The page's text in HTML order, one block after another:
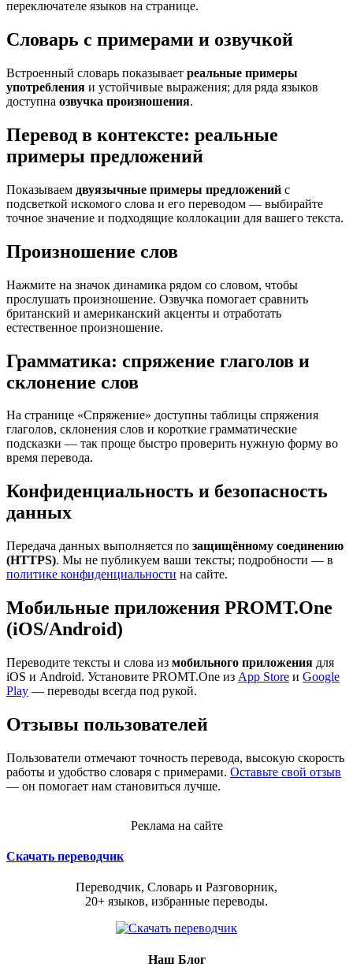
переключателе языков на странице.
Словарь с примерами и озвучкой
Встроенный словарь показывает реальные примеры
употребления и устойчивые выражения; для ряда языков
доступна озвучка произношения.
Перевод в контексте: реальные
примеры предложений
Показываем двуязычные примеры предложений с
подсветкой искомого слова и его переводом — выбирайте
точное значение и подходящие коллокации для вашего текста.
Произношение слов
Нажмите на значок динамика рядом со словом, чтобы
прослушать произношение. Озвучка помогает сравнить
британский и американский акценты и отработать
естественное произношение.
Грамматика: спряжение глаголов и
склонение слов
На странице «Спряжение» доступны таблицы спряжения
глаголов, склонения слов и короткие грамматические
подсказки — так проще быстро проверить нужную форму во
время перевода.
Конфиденциальность и безопасность
данных
Передача данных выполняется по защищённому соединению
(HTTPS). Мы не публикуем ваши тексты; подробности — в
политике конфиденциальности на сайте.
Мобильные приложения PROMT.One
(iOS/Android)
Переводите тексты и слова из мобильного приложения для
iOS и Android. Установите PROMT.One из App Store и Google
Play — переводы всегда под рукой.
Отзывы пользователей
Пользователи отмечают точность перевода, высокую скорость
работы и удобство словаря с примерами. Оставьте свой отзыв
— он помогает нам становиться лучше.
Реклама на сайте
Скачать переводчик
Переводчик, Словарь и Разговорник,
20+ языков, избранные переводы.
Наш Блог